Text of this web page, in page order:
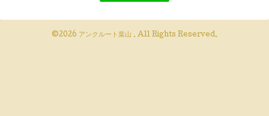
©2026 アンクルート葉山 . All Rights Reserved.